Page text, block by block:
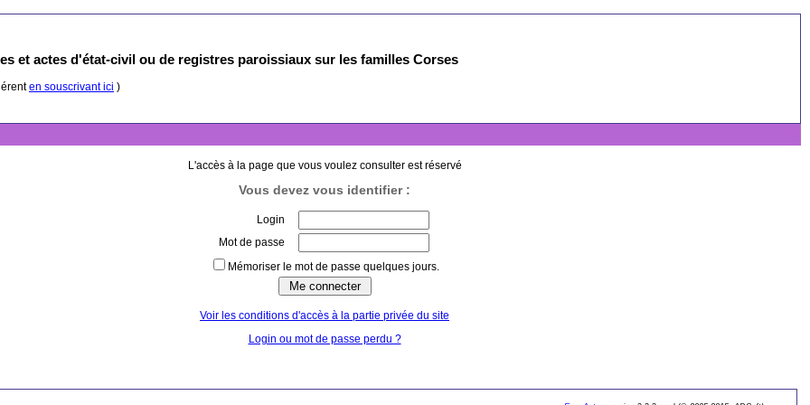
et actes d'état-civil ou de registres paroissiaux sur les familles Corses
en souscrivant ici )
L'accès à la page que vous voulez consulter est réservé
Vous devez vous identifier :
Login
Mot de passe
Mémoriser le mot de passe quelques jours.
Voir les conditions d'accès à la partie privée du site
Login ou mot de passe perdu ?